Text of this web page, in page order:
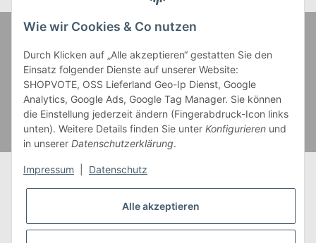
* Alle Preise inkl. gesetzlicher USt., zzgl.Versand
Wie wir Cookies & Co nutzen
Durch Klicken auf „Alle akzeptieren“ gestatten Sie den
Einsatz folgender Dienste auf unserer Website:
SHOPVOTE, OSS Lieferland Geo-Ip Dienst, Google
Analytics, Google Ads, Google Tag Manager. Sie können
die Einstellung jederzeit ändern (Fingerabdruck-Icon links
unten). Weitere Details finden Sie unter Konfigurieren und
in unserer Datenschutzerklärung.
Impressum Datenschutz
Alle akzeptieren